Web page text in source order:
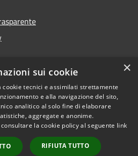
Copyright © 2026 • Comune di
Municipium•
Accesso
×
sui cookie
cookie tecnici e assimilati strettamente
e alla navigazione del sito,
analitico al solo fine di elaborare
aggregate e anonime.
la cookie policy al seguente link
RIFIUTA TUTTO